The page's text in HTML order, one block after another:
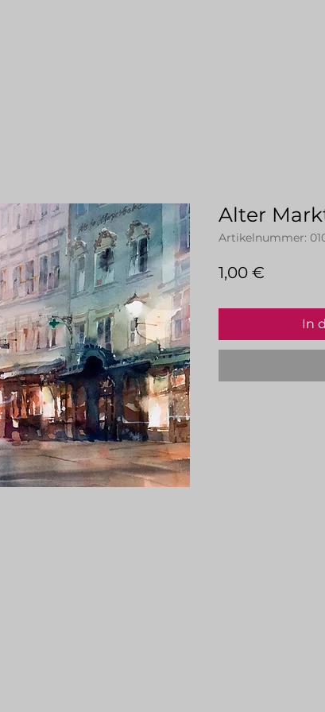
Alter
Artikelnummer:
1,00 €
In